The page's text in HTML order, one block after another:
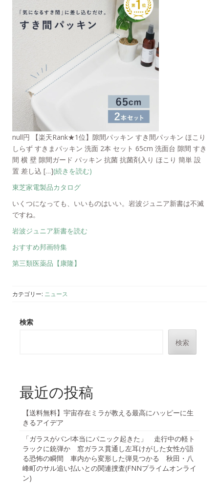
null円 【楽天Rank★1位】隙間パッキン すき間パッキン ほこり
しらず すきまパッキン 洗面 2本 セット 65cm 洗面台 隙間 すき
間 横 壁 隙間ガード パッキン 抗菌 抗菌剤入り ほこり 簡単 設
置 差し込 […](続きを読む)
東芝家電製品カタログ
いくつになっても、いいものはいい。岩波ジュニア新書は不滅
ですね。
岩波ジュニア新書を読む
おすすめ邦画特集
第三類医薬品【康隆】
カテゴリー: ニュース
検索
検索
最近の投稿
【送料無料】宇宙存在ミラが教える最高にハッピーに生
きるアイデア
「ガラスがバン!本当にパニック起きた」 走行中の軽ト
ラックに銃弾か 窓ガラス貫通し左耳けがした女性が語
る恐怖の瞬間 車内から変形した弾見つかる 秋田・八
峰町のサル追い払いとの関連捜査(FNNプライムオンライ
ン)